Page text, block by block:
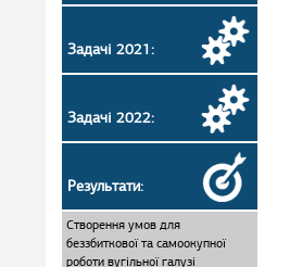
Задачі 2021:
Задачі 2022:
Результати:
Створення умов для
беззбиткової та самоокупної
роботи вугільної галузі